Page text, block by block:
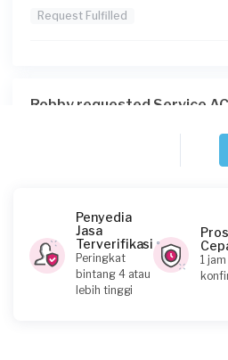
Request Fulfilled
Robby requested Service AC
Muhammad Daffa Fawwaz
AC
Sekitar 6 jam yang lalu
Penyedia
Jasa
Terverifikasi
Peringkat
bintang 4 atau
lebih tinggi
1 jam